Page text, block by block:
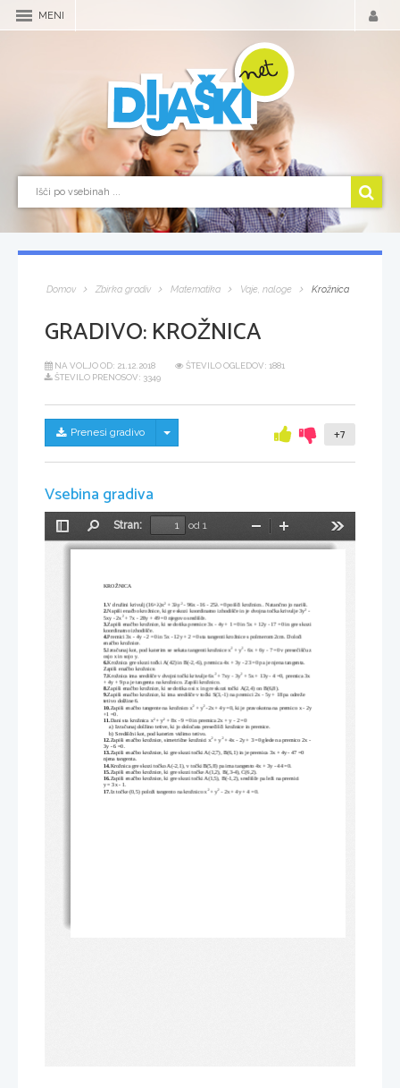
MENI
Domov Zbirka gradiv Matematika Vaje, naloge Krožnica
GRADIVO:KROŽNICA
NA VOLJO OD: 21.12.2018
ŠTEVILO OGLEDOV: 1881
ŠTEVILO PRENOSOV: 3349
Prenesi gradivo Skrij/prikaži meni +7
Vsebina gradiva
Preklopi
stransko
Stran:
od 1
Pomanjšaj
KROŽNICA
1.V družini krivulj (16+)x2 + 3y2 - 96x - 16 - 25 =0 poišči krožnico.. Natančno jo nariši.
2.Napiši enačbo krožnice, ki gre skozi koordinatno izhodišče in je dvojna točka krivulje 3y2 -
5xy - 2x 2 + 7x - 28y + 49 =0 njegovo središče.
3.Zapiši enačbo krožnice, ki se dotika premice 3x - 4y + 1 =0 in 5x + 12y - 17 =0 in gre skozi
koordinatno izhodišče.
4.Premici 3x - 4y - 2 =0 in 5x - 12y + 2 =0 sta tangenti krožnice s polmerom 2cm. Določi
enačbo krožnice.
5.Izračunaj kot, pod katerim se sekata tangenti krožnice x2 + y2 - 6x + 6y - 7 =0 v presečišču z
osjo x in sojo y.
6.Krožnica gre skozi točki A(42) in B(-2,-6), premica 4x + 3y - 23 =0 pa je njena tangenta.
Zapiši enačbo krožnice.
7.Krožnica ima središče v dvojni točki krivulje 6x + 7xy - 3y + 5x + 13y - 4 =0, premica 3x
+ 4y + 9 pa je tangenta na krožnico. Zapiši krožnico.
8.Zapiši enačbo krožnice, ki se dotika osi x in gre skozi točki A(2,4) on B(6,8).
9.Zapiši enačbo krožnice, ki ima središče v točki S(3,-1) na premici 2x - 5y + 18 pa odreže
tetivo dolžine 6.
10. Zapiši enačbo tangente na krožnico x + y -2x + 4y =0, ki je pravokotna na premico x - 2y
+1 =0.
11. Dani sta krožnica x2 + y2 + 8x - 9 =0 in premica 2x + y - 2 =0
a) Izračunaj dolžino tetive, ki jo določata presečišči krožnice in premice.
b) Središčni kot, pod katerim vidimo tetivo.
12. Zapiši enačbo krožnice, simetrične krožnici x2 + y2 + 4x - 2y + 3 =0 glede na premico 2x -
3y - 6 =0.
13.Zapiši enačbo krožnice, ki gre skozi točki A(-2,7), B(6,1) in je premica 3x + 4y - 47 =0
njena tangenta.
14. Krožnica gre skozi točko A(-2,1), v točki B(5,8) pa ima tangento 4x + 3y - 44 =0.
15. Zapiši enačbo krožnice, ki gre skozi točke A(1,2), B(,3-4), C(6,2).
16. Zapiši enačbo krožnice, ki gre skozi točki A(1,5), B(-1,2), središče pa leži na premici
y = 3x - 1.
17.Iz točke (0,5) položi tangento na krožnico x + y - 2x + 4y + 4 =0.